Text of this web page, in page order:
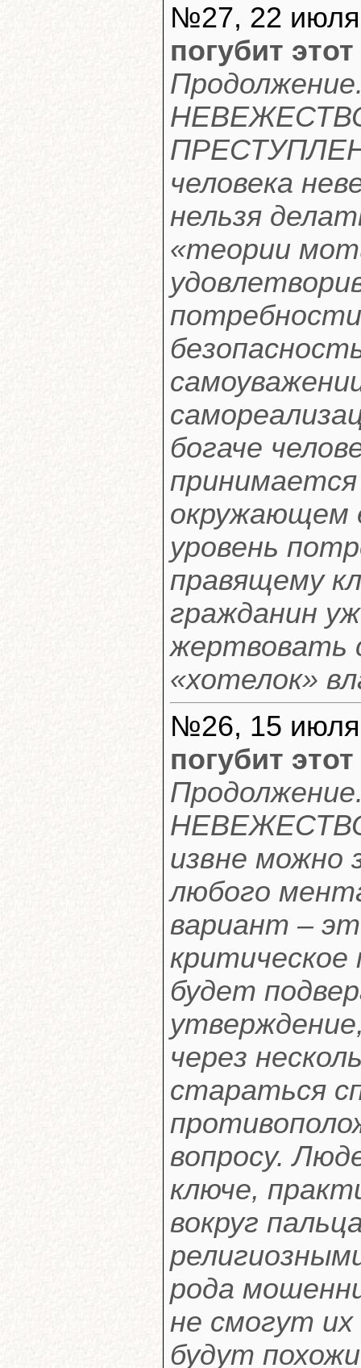
№27, 22
погубит
человека
нельзя
«теории
богаче
окружающем
уровень
правящему
гражданин
жертвовать
«хотелок»
№26, 15
погубит
извне можно
любого
вариант –
критическое
будет
через
стараться
вопросу.
ключе,
вокруг
рода
не смогут
будут